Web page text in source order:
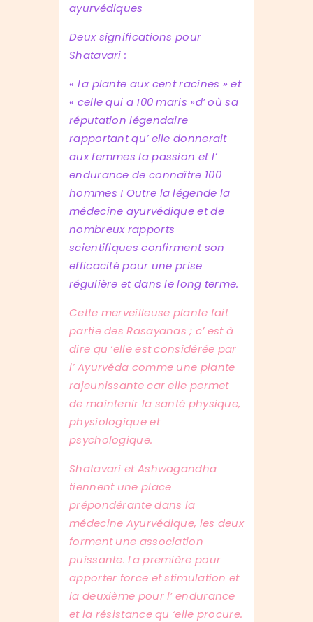
ayurvédiques
Deux significations pour
Shatavari :
« La plante aux cent racines » et
« celle qui a 100 maris »d’ où sa
réputation légendaire
rapportant qu’ elle donnerait
aux femmes la passion et l’
endurance de connaître 100
hommes ! Outre la légende la
médecine ayurvédique et de
nombreux rapports
scientifiques confirment son
efficacité pour une prise
régulière et dans le long terme.
Cette merveilleuse plante fait
partie des Rasayanas ; c’ est à
dire qu ‘elle est considérée par
l’ Ayurvéda comme une plante
rajeunissante car elle permet
de maintenir la santé physique,
physiologique et
psychologique.
Shatavari et Ashwagandha
tiennent une place
prépondérante dans la
médecine Ayurvédique, les deux
forment une association
puissante. La première pour
apporter force et stimulation et
la deuxième pour l’ endurance
et la résistance qu ‘elle procure.